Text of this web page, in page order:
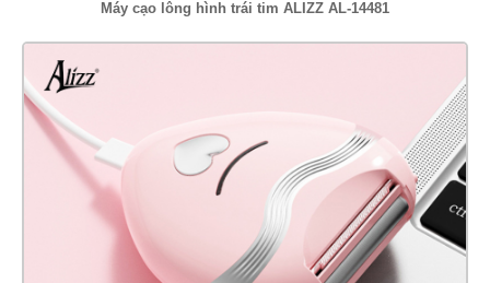
Máy cạo lông hình trái tim ALIZZ AL-14481